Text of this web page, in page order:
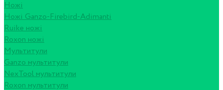
Ножі
Ножі Ganzo-Firebird-Adimanti
Ruike ножі
Roxon ножi
Мультитули
Ganzo мультитули
NexTool мультитули
Roxon мультитули